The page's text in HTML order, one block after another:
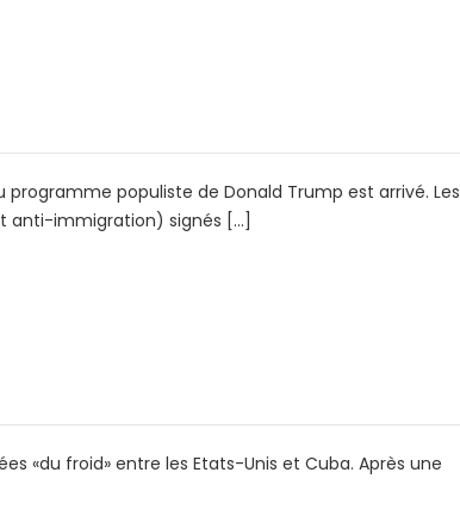
populiste de Donald Trump est arrivé. Les
anti-immigration) signés […]
«du froid» entre les Etats-Unis et Cuba. Après une